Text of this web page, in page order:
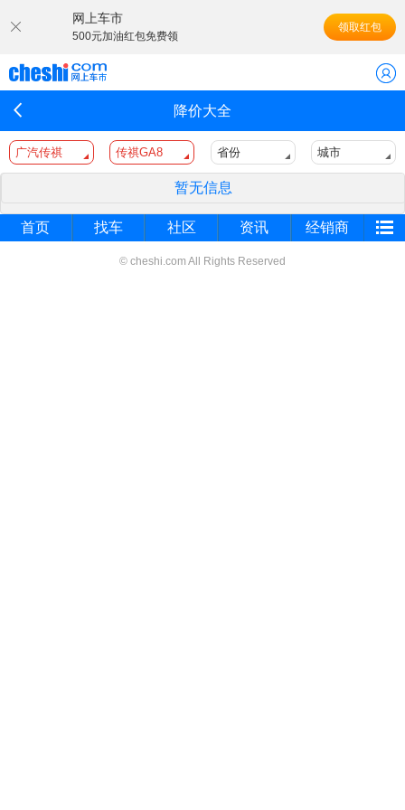
网上车市
500元加油红包免费领
领取红包
降价大全
广汽传祺 传祺GA8 省份 城市
暂无信息
首页 找车 社区 资讯 经销商
© cheshi.com All Rights Reserved